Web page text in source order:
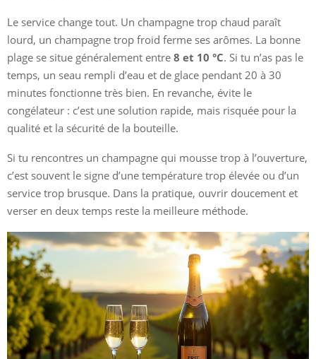
Le service change tout. Un champagne trop chaud paraît
lourd, un champagne trop froid ferme ses arômes. La bonne
plage se situe généralement entre 8 et 10 °C. Si tu n’as pas le
temps, un seau rempli d’eau et de glace pendant 20 à 30
minutes fonctionne très bien. En revanche, évite le
congélateur : c’est une solution rapide, mais risquée pour la
qualité et la sécurité de la bouteille.
Si tu rencontres un champagne qui mousse trop à l’ouverture,
c’est souvent le signe d’une température trop élevée ou d’un
service trop brusque. Dans la pratique, ouvrir doucement et
verser en deux temps reste la meilleure méthode.